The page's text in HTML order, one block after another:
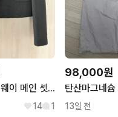
셀린느 24fw 런웨이 메인 셋업 자켓
14 1
98,000원
13일 전